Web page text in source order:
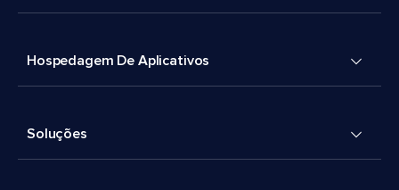
Hospedagem De Aplicativos
Soluções